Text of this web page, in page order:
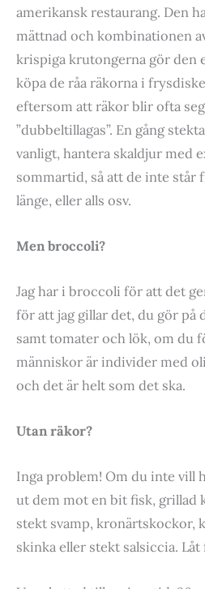
amerikansk restaurang. Den
mättnad och kombinationen
krispiga krutongerna gör den
köpa de råa räkorna i
eftersom att räkor blir ofta
”dubbeltillagas”. En gång
vanligt, hantera skaldjur med
sommartid, så att de inte står
länge, eller alls osv.
Men broccoli?
Jag har i broccoli för att det
för att jag gillar det, du gör på
samt tomater och lök, om du
människor är individer med
och det är helt som det ska.
Utan räkor?
Inga problem! Om du inte vill
ut dem mot en bit fisk, grillad
stekt svamp, kronärtskockor,
skinka eller stekt salsiccia.